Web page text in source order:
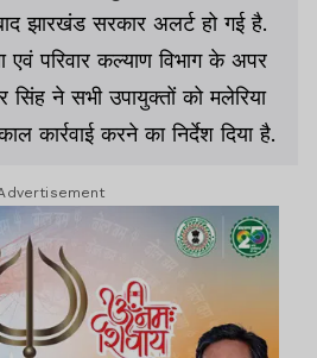
झारखंड सरकार अलर्ट हो गई है.
एवं परिवार कल्याण विभाग के अपर
ने सभी उपायुक्तों को मलेरिया
कार्रवाई करने का निर्देश दिया है.